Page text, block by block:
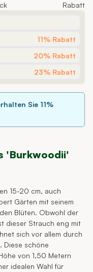
Rabatt
11% Rabatt
20% Rabatt
23% Rabatt
Sie 11%
'Burkwoodii'
15-20 cm, auch
Gärten mit seinem
Blüten. Obwohl der
dieser Strauch eng mit
sich vor allem durch
Diese schöne
von 1,50 Metern
idealen Wahl für